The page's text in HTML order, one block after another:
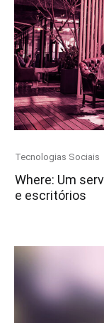
Category
Tecnologias Sociais
Where: Um
e escritórios